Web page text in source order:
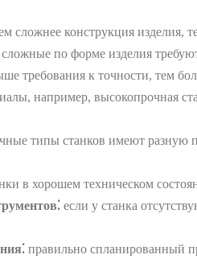
сложнее конструкция изделия,
по форме изделия
требования к точности, тем
например, высокопрочная
типы станков имеют разную
в хорошем техническом
если у станка
правильно спланированный